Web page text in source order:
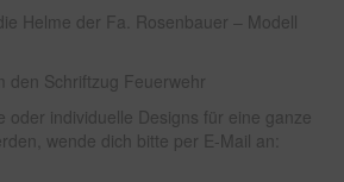
Helme der Fa. Rosenbauer – Modell
den Schriftzug Feuerwehr
oder individuelle Designs für eine ganze
wende dich bitte per E-Mail an: